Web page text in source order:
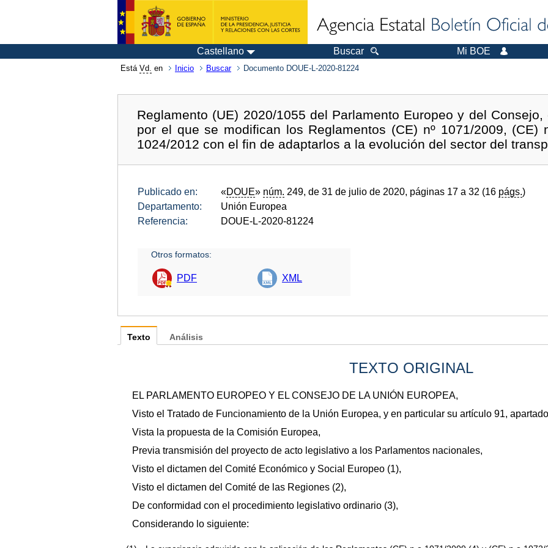
Castellano Buscar Mi BOE
Está Vd. en Inicio Buscar Documento DOUE-L-2020-81224
Reglamento (UE) 2020/1055 del Parlamento Europeo y del
por el que se modifican los Reglamentos (CE) nº 1071/2009, (CE)
1024/2012 con el fin de adaptarlos a la evolución del sector del
Publicado en: «DOUE» núm. 249, de 31 de julio de 2020, páginas 17 a 32 (16 págs.)
Departamento:
Unión Europea
Referencia:
DOUE-L-2020-81224
Otros formatos:
PDF XML
Texto
TEXTO ORIGINAL
EL PARLAMENTO EUROPEO Y EL CONSEJO DE LA UNIÓN EUROPEA,
Visto el Tratado de Funcionamiento de la Unión Europea, y en particular su artículo 91,
Vista la propuesta de la Comisión Europea,
Previa transmisión del proyecto de acto legislativo a los Parlamentos nacionales,
Visto el dictamen del Comité Económico y Social Europeo (1),
Visto el dictamen del Comité de las Regiones (2),
De conformidad con el procedimiento legislativo ordinario (3),
Considerando lo siguiente:
Análisis